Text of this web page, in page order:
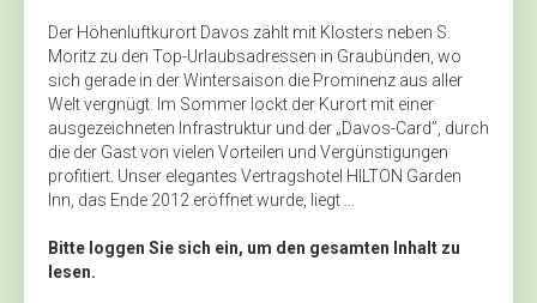
Der Höhenluftkurort Davos zählt mit Klosters neben S.
Moritz zu den Top-Urlaubsadressen in Graubünden, wo
sich gerade in der Wintersaison die Prominenz aus aller
Welt vergnügt. Im Sommer lockt der Kurort mit einer
ausgezeichneten Infrastruktur und der „Davos-Card”, durch
die der Gast von vielen Vorteilen und Vergünstigungen
profitiert. Unser elegantes Vertragshotel HILTON Garden
Inn, das Ende 2012 eröffnet wurde, liegt ...
Bitte loggen Sie sich ein, um den gesamten Inhalt zu
lesen.